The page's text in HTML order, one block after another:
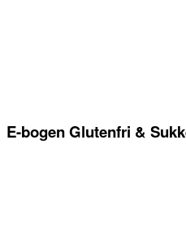
E-bogen Glutenfri &